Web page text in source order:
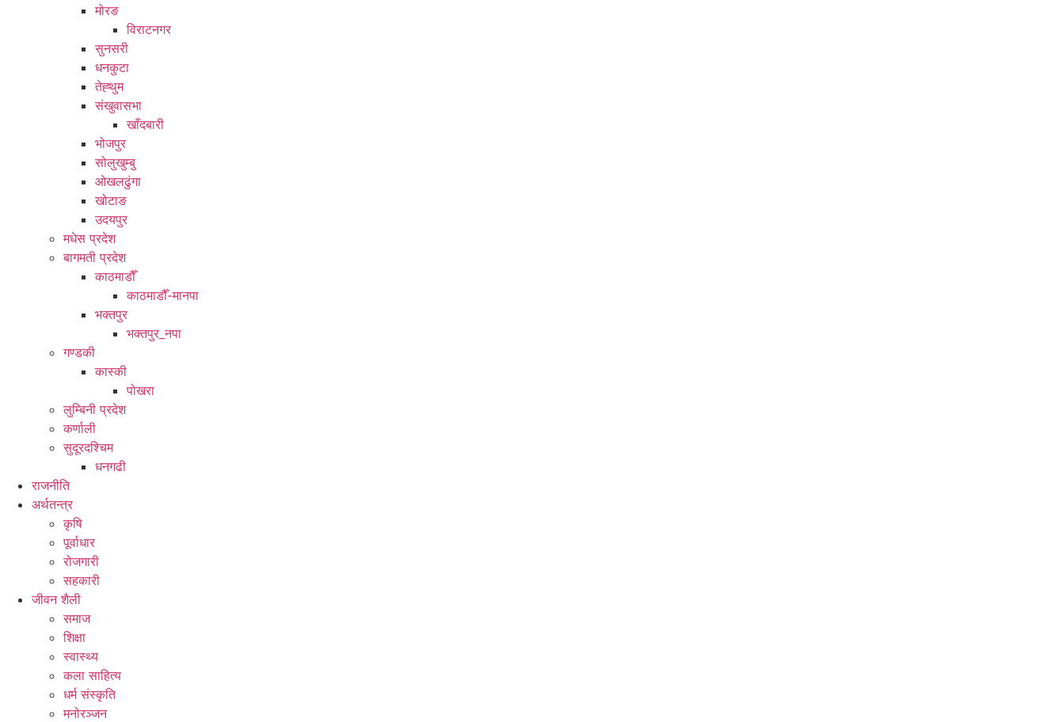
मोरङ
विराटनगर
सुनसरी
धनकुटा
तेह्थुम
संखुवासभा
खाँदबारी
भोजपुर
सोलुखुम्बु
ओखलढुंगा
खोटाङ
उदयपुर
मधेस प्रदेश
बागमती प्रदेश
काठमाडौँ
काठमाडौँ-मानपा
भक्तपुर
भक्तपुर_नपा
गण्डकी
कास्की
पोखरा
लुम्बिनी प्रदेश
कर्णाली
सुदूरदश्चिम
धनगढी
राजनीति
अर्थतन्त्र
कृषि
पूर्वाधार
रोजगारी
सहकारी
जीवन शैली
समाज
शिक्षा
स्वास्थ्य
कला साहित्य
धर्म संस्कृति
मनोरञ्जन